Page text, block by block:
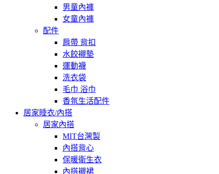
男童內褲
女童內褲
配件
肩帶 背扣
水餃襯墊
運動襪
洗衣袋
毛巾 浴巾
香氛生活配件
居家睡衣/內搭
居家內搭
MIT台灣製
內搭背心
保暖衛生衣
內搭襯裙